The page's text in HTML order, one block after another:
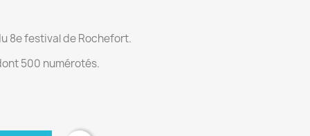
8e festival de Rochefort.
500 numérotés.